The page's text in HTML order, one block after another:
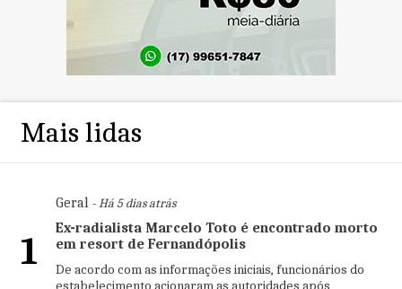
Mais lidas
1
Geral- Há 5 dias atrás
Ex-radialista Marcelo Toto é encontrado morto
em resort de Fernandópolis
De acordo com as informações iniciais, funcionários do
estabelecimento acionaram as autoridades após